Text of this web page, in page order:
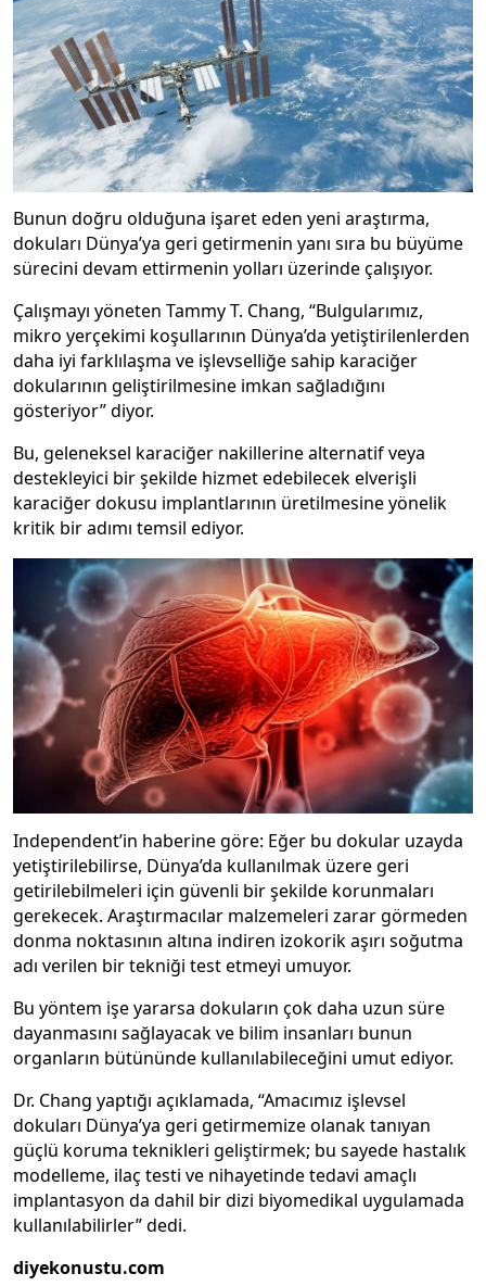
Bunun doğru olduğuna işaret eden yeni araştırma,
dokuları Dünya’ya geri getirmenin yanı sıra bu büyüme
sürecini devam ettirmenin yolları üzerinde çalışıyor.
Çalışmayı yöneten Tammy T. Chang, “Bulgularımız,
mikro yerçekimi koşullarının Dünya’da yetiştirilenlerden
daha iyi farklılaşma ve işlevselliğe sahip karaciğer
dokularının geliştirilmesine imkan sağladığını
gösteriyor” diyor.
Bu, geleneksel karaciğer nakillerine alternatif veya
destekleyici bir şekilde hizmet edebilecek elverişli
karaciğer dokusu implantlarının üretilmesine yönelik
kritik bir adımı temsil ediyor.
Independent’in haberine göre: Eğer bu dokular uzayda
yetiştirilebilirse, Dünya’da kullanılmak üzere geri
getirilebilmeleri için güvenli bir şekilde korunmaları
gerekecek. Araştırmacılar malzemeleri zarar görmeden
donma noktasının altına indiren izokorik aşırı soğutma
adı verilen bir tekniği test etmeyi umuyor.
Bu yöntem işe yararsa dokuların çok daha uzun süre
dayanmasını sağlayacak ve bilim insanları bunun
organların bütününde kullanılabileceğini umut ediyor.
Dr. Chang yaptığı açıklamada, “Amacımız işlevsel
dokuları Dünya’ya geri getirmemize olanak tanıyan
güçlü koruma teknikleri geliştirmek; bu sayede hastalık
modelleme, ilaç testi ve nihayetinde tedavi amaçlı
implantasyon da dahil bir dizi biyomedikal uygulamada
kullanılabilirler” dedi.
diyekonustu.com